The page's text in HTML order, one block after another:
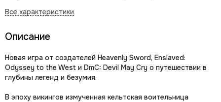
Описание
Новая игра от создателей Heavenly Sword, Enslaved:
Odyssey to the West и DmC: Devil May Cry о путешествии в
глубины легенд и безумия.
В эпоху викингов измученная кельтская воительница